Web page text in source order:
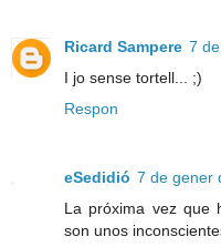
Ricard Sampere 7
I jo sense tortell... ;)
Respon
eSedidió 7 de gener
La próxima vez que
son unos